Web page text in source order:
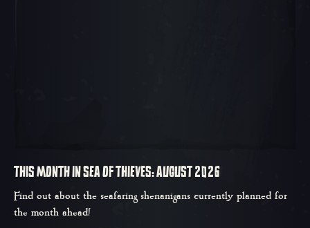
THIS MONTH IN SEA OF THIEVES: AUGUST 2026
Find out about the seafaring shenanigans currently planned for
the month ahead!